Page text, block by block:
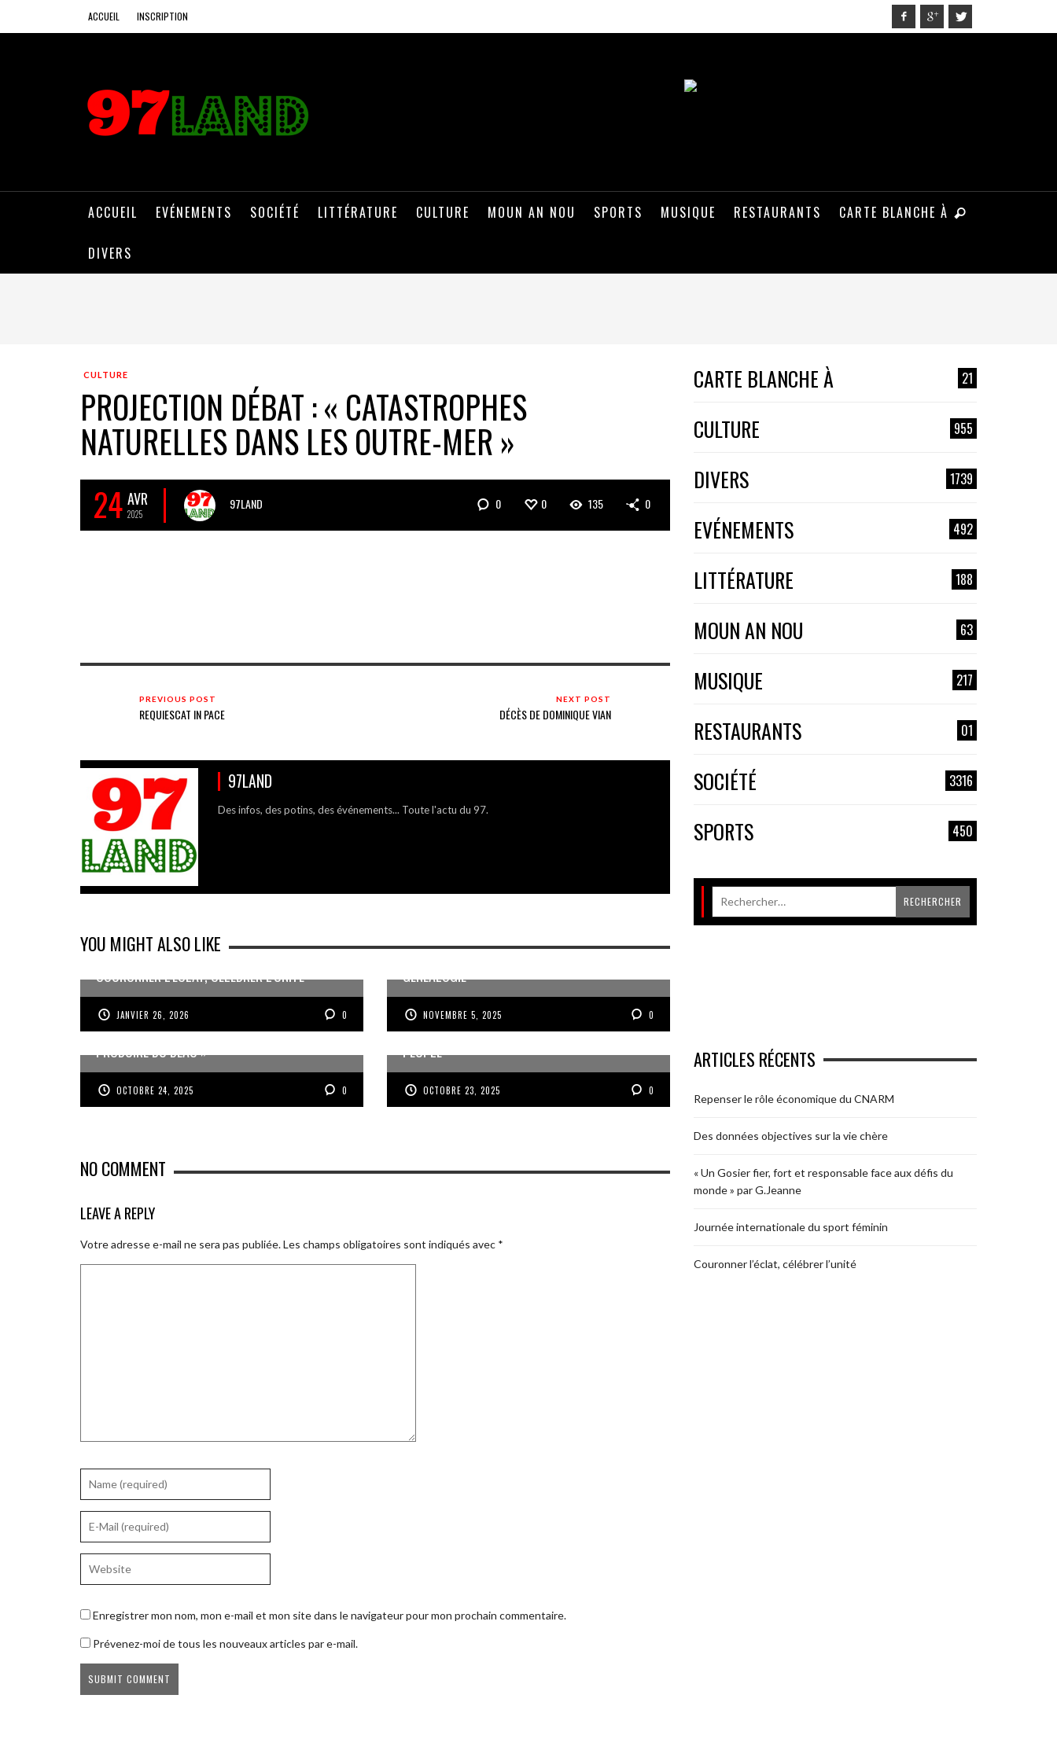
ACCUEIL INSCRIPTION
ACCUEIL EVÉNEMENTS SOCIÉTÉ LITTÉRATURE CULTURE MOUN AN NOU SPORTS MUSIQUE RESTAURANTS CARTE BLANCHE À
DIVERS
CULTURE
PROJECTION DÉBAT : « CATASTROPHES
NATURELLES DANS LES OUTRE-MER »
24 AVR
2025
97LAND 0 0 135 0
PREVIOUS POST
REQUIESCAT IN PACE
NEXT POST
DÉCÈS DE DOMINIQUE VIAN
97LAND
Des infos, des potins, des événements... Toute l'actu du 97.
YOU MIGHT ALSO LIKE
COURONNER L’ÉCLAT, CÉLÉBRER L’UNITÉ
JANVIER 26, 2026 0
GÉNÉALOGIE
NOVEMBRE 5, 2025 0
JEAN-PIERRE VOLET : « L’OBJECTIF EST DE
PRODUIRE DU BEAU »
OCTOBRE 24, 2025 0
VOIX DES ONDES, VOIX DES YOLES, VOIX D’UN
PEUPLE
OCTOBRE 23, 2025 0
NO COMMENT
LEAVE A REPLY
Votre adresse e-mail ne sera pas publiée.Les champs obligatoires sont indiqués avec *
Enregistrer mon nom, mon e-mail et mon site dans le navigateur pour mon prochain commentaire.
Prévenez-moi de tous les nouveaux articles par e-mail.
CARTE BLANCHE À 21
CULTURE 955
DIVERS 1739
EVÉNEMENTS 492
LITTÉRATURE 188
MOUN AN NOU 63
MUSIQUE 217
RESTAURANTS 01
SOCIÉTÉ 3316
SPORTS 450
ARTICLES RÉCENTS
Repenser le rôle économique du CNARM
Des données objectives sur la vie chère
« Un Gosier fier, fort et responsable face aux défis du
monde » par G.Jeanne
Journée internationale du sport féminin
Couronner l’éclat, célébrer l’unité